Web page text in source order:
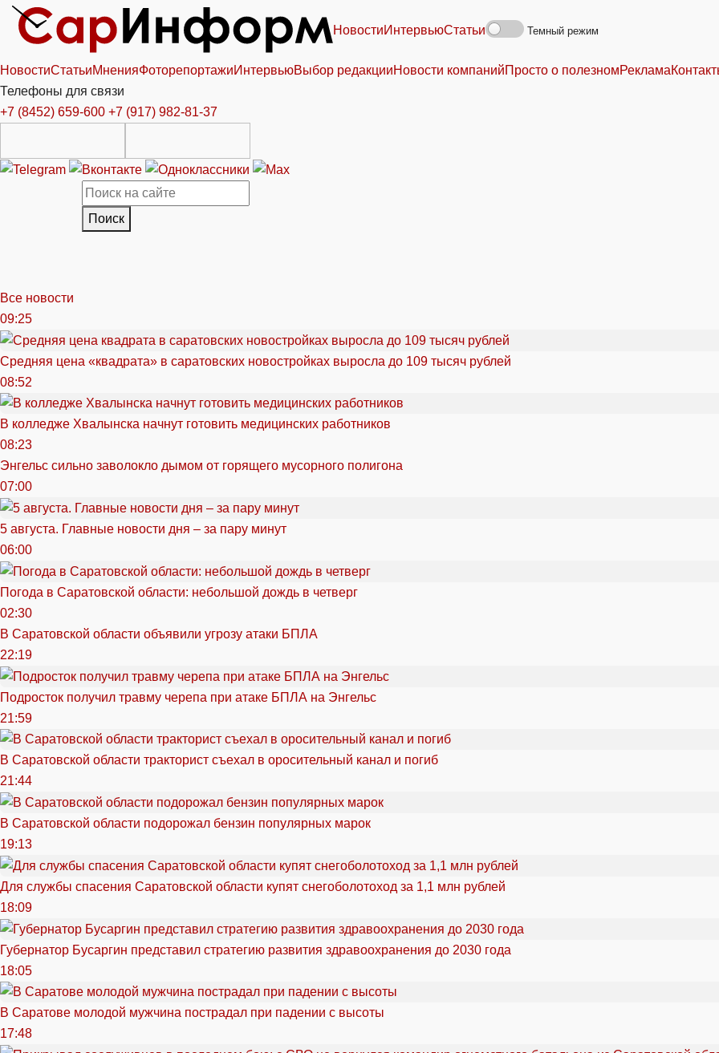
НовостиИнтервьюСтатьи Темный режим
НовостиСтатьиМненияФоторепортажиИнтервьюВыбор редакцииНовости компанийПросто о полезномРеклама
Телефоны для связи
+7 (8452) 659-600 +7 (917) 982-81-37
Поиск
Все новости
09:25
Средняя цена «квадрата» в саратовских новостройках выросла до 109 тысяч рублей
08:52
В колледже Хвалынска начнут готовить медицинских работников
08:23
Энгельс сильно заволокло дымом от горящего мусорного полигона
07:00
5 августа. Главные новости дня – за пару минут
06:00
Погода в Саратовской области: небольшой дождь в четверг
02:30
В Саратовской области объявили угрозу атаки БПЛА
22:19
Подросток получил травму черепа при атаке БПЛА на Энгельс
21:59
В Саратовской области тракторист съехал в оросительный канал и погиб
21:44
В Саратовской области подорожал бензин популярных марок
19:13
Для службы спасения Саратовской области купят снегоболотоход за 1,1 млн рублей
18:09
Губернатор Бусаргин представил стратегию развития здравоохранения до 2030 года
18:05
В Саратове молодой мужчина пострадал при падении с высоты
17:48